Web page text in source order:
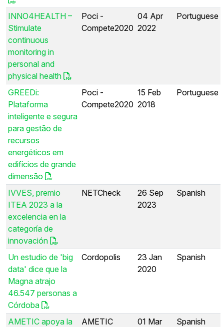
INNO4HEALTH –
Stimulate
continuous
monitoring in
personal and
physical health
Poci -
Compete2020
04 Apr
2022
Portuguese
GREEDi:
Plataforma
inteligente e segura
para gestão de
recursos
energéticos em
edifícios de grande
dimensão
Poci -
Compete2020
15 Feb
2018
Portuguese
IVVES, premio
ITEA 2023 a la
excelencia en la
categoría de
innovación
NETCheck
26 Sep
2023
Spanish
Un estudio de 'big
data' dice que la
Magna atrajo
46.547 personas a
Córdoba
Cordopolis
23 Jan
2020
Spanish
AMETIC apoya la
AMETIC
01 Mar
Spanish